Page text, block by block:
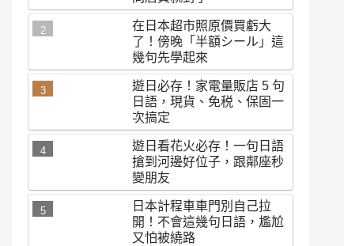
在日本超市照原價買虧大
了！傍晚「半額シール」這
幾句先學起來
遊日必存！家電量販店 5 句
日語，現貨、免税、保固一
次搞定
遊日看花火必存！一句日語
搶到河邊好位子，跟鄰座秒
變朋友
日本計程車車門別自己拉
開！不會這幾句日語，尷尬
又怕被繞路